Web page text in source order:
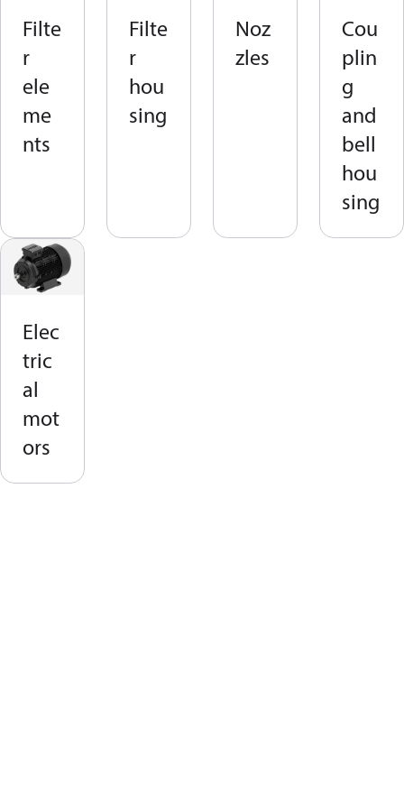
Filte
r
ele
me
nts
Filte
r
hou
sing
Noz
zles
Cou
plin
g
and
bell
hou
sing
Elec
tric
al
mot
ors